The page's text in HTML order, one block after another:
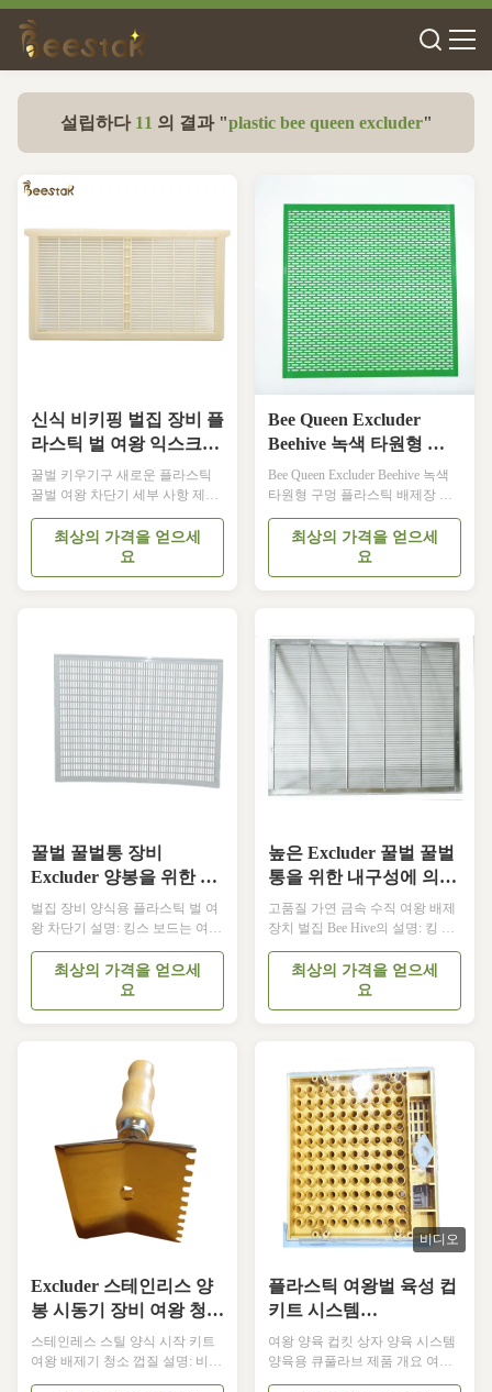
설립하다 11 의 결과 "plastic bee queen excluder"
신식 비키핑 벌집 장비 플
라스틱 벌 여왕 익스크루
더
꿀벌 키우기구 새로운 플라스틱
꿀벌 여왕 차단기 세부 사항 제품
이름 새로운 플라스틱 여왕 차단
기 소재 플라스틱 사용 양벌 장비
색상 흰색 크기 488*260*465mm
종류 아프리카 벌의 사용과 이탈
리아 벌의 사용 설명: 킹스 보드는
특별한 도구입니다.장벽의 너비
는 여왕벌과 노동벌 사이에 설계
되었습니다.그래서 노동벌은 자
유롭게 이동할 수 있고 여왕벌의
활동은 제한됩니다. 여왕벌은 벌
집의 특정 지역에 알을 낳을 수 없
습니다.그리고 꿀집은 산란 구역
과 꿀 저장 구역으로 나뉘어 ...
최상의 가격을 얻으세
요
Bee Queen Excluder
Beehive 녹색 타원형 구
멍 플라스틱 배제장
Bee Queen Excluder Beehive 녹색
타원형 구멍 플라스틱 배제장 제
품 이름 플라스틱 배제 장치 소재
플라스틱 크기 51*51*1.4cm 종류
양벌 장비 제1항 12YM-05-2 제품
설명 왕의 보드는 여왕의 산란을
제한하는 특별한 도구입니다. 여
여왕벌과 노동벌 사이에 있는 것
으로 설계되어 있습니다. 노동벌
은 자유롭게 이동할 수 있고 여왕
벌의 활동은 제한됩니다. 여왕벌
은 낳을 수 없습니다. 벌집의 특정
영역에 알을 넣고, 꿀집은 번식 지
역과 꿀 저장장으...
최상의 가격을 얻으세
요
꿀벌 꿀벌통 장비
Excluder 양봉을 위한 플
라스틱 꿀벌 여왕
벌집 장비 양식용 플라스틱 벌 여
왕 차단기 설명: 킹스 보드는 여왕
벌과 노동벌의 두께를 이용해서
여왕벌의 산란을 제한하는 특별
한 도구입니다.장벽의 너비는 여
왕벌과 노동벌 사이에 설계되었
습니다.그래서 노동벌은 자유롭
은 제한됩니다. 여왕벌은 벌집의
특정 지역에 알을 낳을 수 없습니
다.그리고 꿀집은 산란 구역과 꿀
저장 구역으로 나뉘어 있습니다..
두 가지 유형의 킹 분리기가 있습
니다. 하나는 둥지 상자와 릴레이
상자 사이의 장벽으로 사용되는
평면 분리 킹 보드입니다. 다른 하
나는 프레임 타입 킹 보드입니...
최상의 가격을 얻으세
요
높은 Excluder 꿀벌 꿀벌
통을 위한 내구성에 의하
여 직류 전기를 통하는 금
속 수직 여왕
고품질 가연 금속 수직 여왕 배제
장치 벌집 Bee Hive의 설명: 킹 보
드는 일반적으로 대나무 또는 플
라스틱으로 만든 벌 재배를 위한
특별한 도구입니다. 그것의 주요
기능은 여왕 벌의 통로를 제한하
는 것입니다.주로 비행기 킹 보드
등 때문에 다른 적합한 벌의 종류,
그것은 중국 Bee 킹 보드, 이탈리
아 Bee 킹 보드, 등을 포함합니다.
여왕판은 벌집을 위한 특별한 도
구입니다. 설계 원칙은 여왕의 가
슴이 노동자의 가슴보다 약간 두
껍다는 것입니다.여왕 보드의 격
자 간격은 여왕의 가슴 두께와 노
동...
최상의 가격을 얻으세
요
Excluder 스테인리스 양
봉 시동기 장비 여왕 청소
삽
스테인레스 스틸 양식 시작 키트
여왕 배제기 청소 껍질 설명: 비스
타의 퀸 배제기 청소 도구는 금속
비디오
플라스틱 여왕벌 육성 컵
키트 시스템
14.6cm*13cm*3cm (양봉
용 여왕벌 육성용)
여왕 양육 컵킷 상자 양육 시스템
양육용 큐풀라브 제품 개요 여왕
양식 컵킷 상자 여왕 양식 시스템